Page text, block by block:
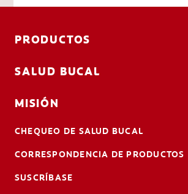
PRODUCTOS
SALUD BUCAL
MISIÓN
CHEQUEO DE SALUD BUCAL
CORRESPONDENCIA DE PRODUCTOS
SUSCRÍBASE